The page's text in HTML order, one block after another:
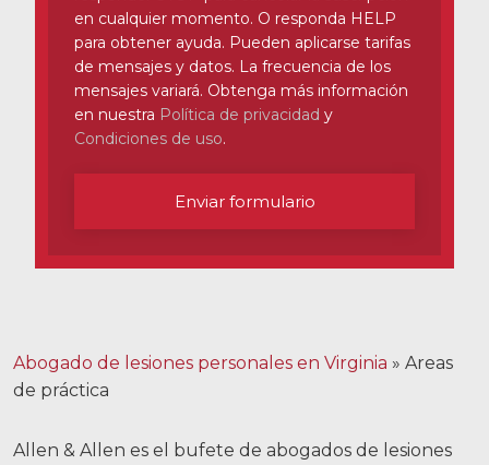
Petersburg, VA
Mechanicsville, VA
Contáctenos
Carreras
English
Resultados
Videos
en cualquier momento. O responda HELP
para obtener ayuda. Pueden aplicarse tarifas
de mensajes y datos. La frecuencia de los
mensajes variará. Obtenga más información
en nuestra Política de privacidad y
Condiciones de uso.
Enviar formulario
Abogado de lesiones personales en Virginia » Areas
de práctica
Allen & Allen es el bufete de abogados de lesiones